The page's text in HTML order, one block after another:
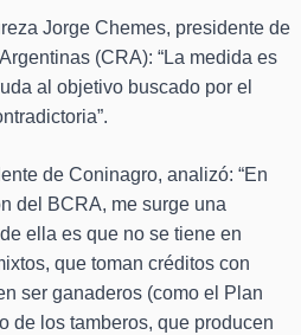
Jorge Chemes, presidente de
(CRA): “La medida es
al objetivo buscado por el
de Coninagro, analizó: “En
del BCRA, me surge una
ella es que no se tiene en
que toman créditos con
ser ganaderos (como el Plan
de los tamberos, que producen